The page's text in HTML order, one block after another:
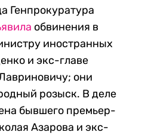
Генпрокуратура
обвинения в
иностранных
и экс-главе
они
розыск. В деле
бывшего премьер-
Азарова и экс-